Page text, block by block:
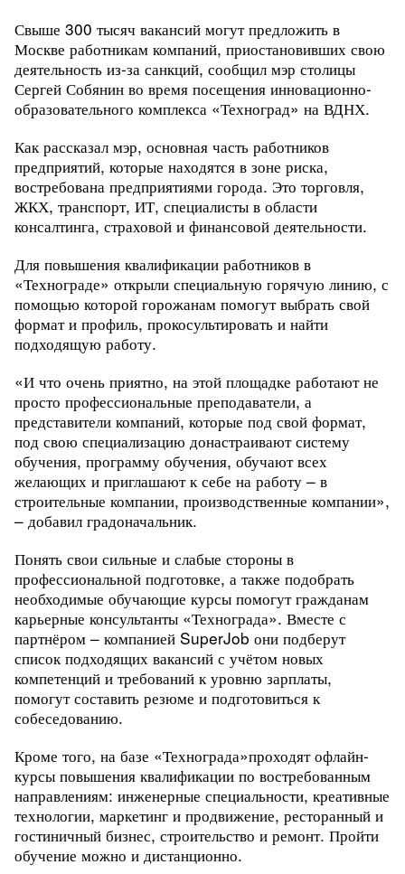
Свыше 300 тысяч вакансий могут предложить в
Москве работникам компаний, приостановивших свою
деятельность из-за санкций, сообщил мэр столицы
Сергей Собянин во время посещения инновационно-
образовательного комплекса «Техноград» на ВДНХ.
Как рассказал мэр, основная часть работников
предприятий, которые находятся в зоне риска,
востребована предприятиями города. Это торговля,
ЖКХ, транспорт, ИТ, специалисты в области
консалтинга, страховой и финансовой деятельности.
Для повышения квалификации работников в
«Технограде» открыли специальную горячую линию, с
помощью которой горожанам помогут выбрать свой
формат и профиль, прокосультировать и найти
подходящую работу.
«И что очень приятно, на этой площадке работают не
просто профессиональные преподаватели, а
представители компаний, которые под свой формат,
под свою специализацию донастраивают систему
обучения, программу обучения, обучают всех
желающих и приглашают к себе на работу – в
строительные компании, производственные компании»,
– добавил градоначальник.
Понять свои сильные и слабые стороны в
профессиональной подготовке, а также подобрать
необходимые обучающие курсы помогут гражданам
карьерные консультанты «Технограда». Вместе с
партнёром – компанией SuperJob они подберут
список подходящих вакансий с учётом новых
компетенций и требований к уровню зарплаты,
помогут составить резюме и подготовиться к
собеседованию.
Кроме того, на базе «Технограда»проходят офлайн-
курсы повышения квалификации по востребованным
направлениям: инженерные специальности, креативные
технологии, маркетинг и продвижение, ресторанный и
гостиничный бизнес, строительство и ремонт. Пройти
обучение можно и дистанционно.